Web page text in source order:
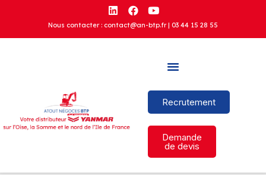
Nous contacter : contact@an-btp.fr | 03 44 15 28 55
Recrutement
Demande
de devis